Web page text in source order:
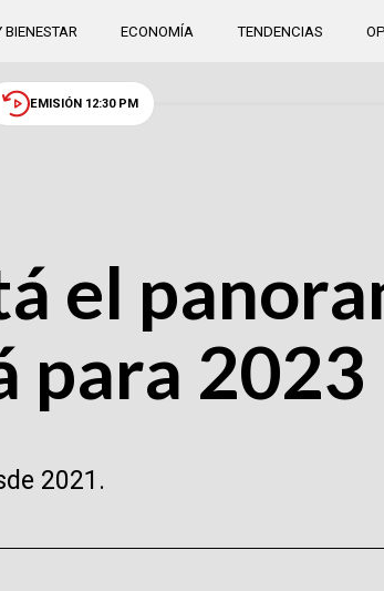
ECONOMÍA TENDENCIAS
EMISIÓN 12:30 PM
el
para 2023
2021.